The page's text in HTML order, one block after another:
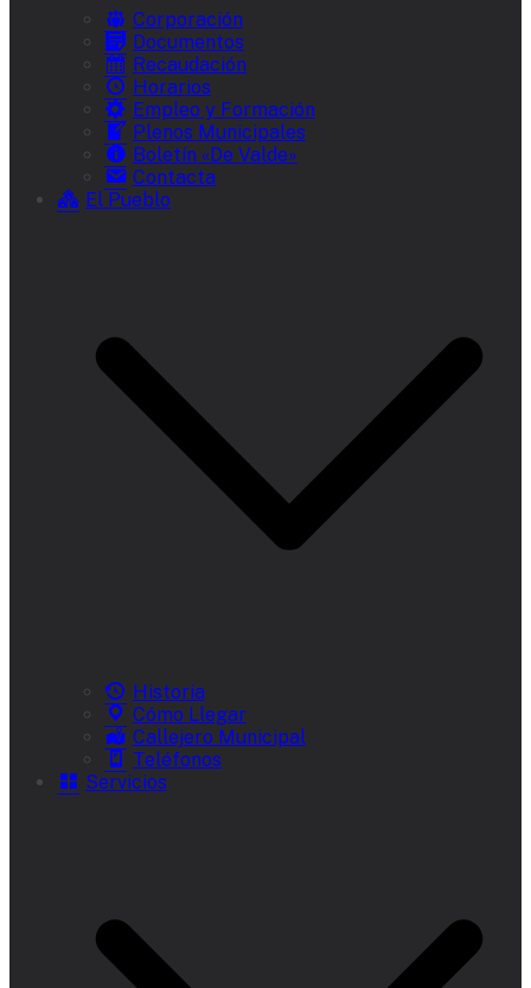
Corporación
Documentos
Recaudación
Horarios
Empleo y Formación
Plenos Municipales
Boletín «De Valde»
Contacta
El Pueblo
Historia
Cómo Llegar
Callejero Municipal
Teléfonos
Servicios